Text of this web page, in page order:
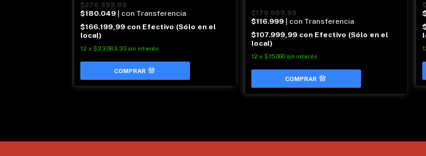
$276.999,99
$180.049
| con Transferencia
$166.199,99 con Efectivo (Sólo en el
local)
12 x $23.083,33 sin interés
$179.999,99
$116.999
| con Transferencia
$107.999,99 con Efectivo (Sólo en el
local)
12 x $15.000 sin interés